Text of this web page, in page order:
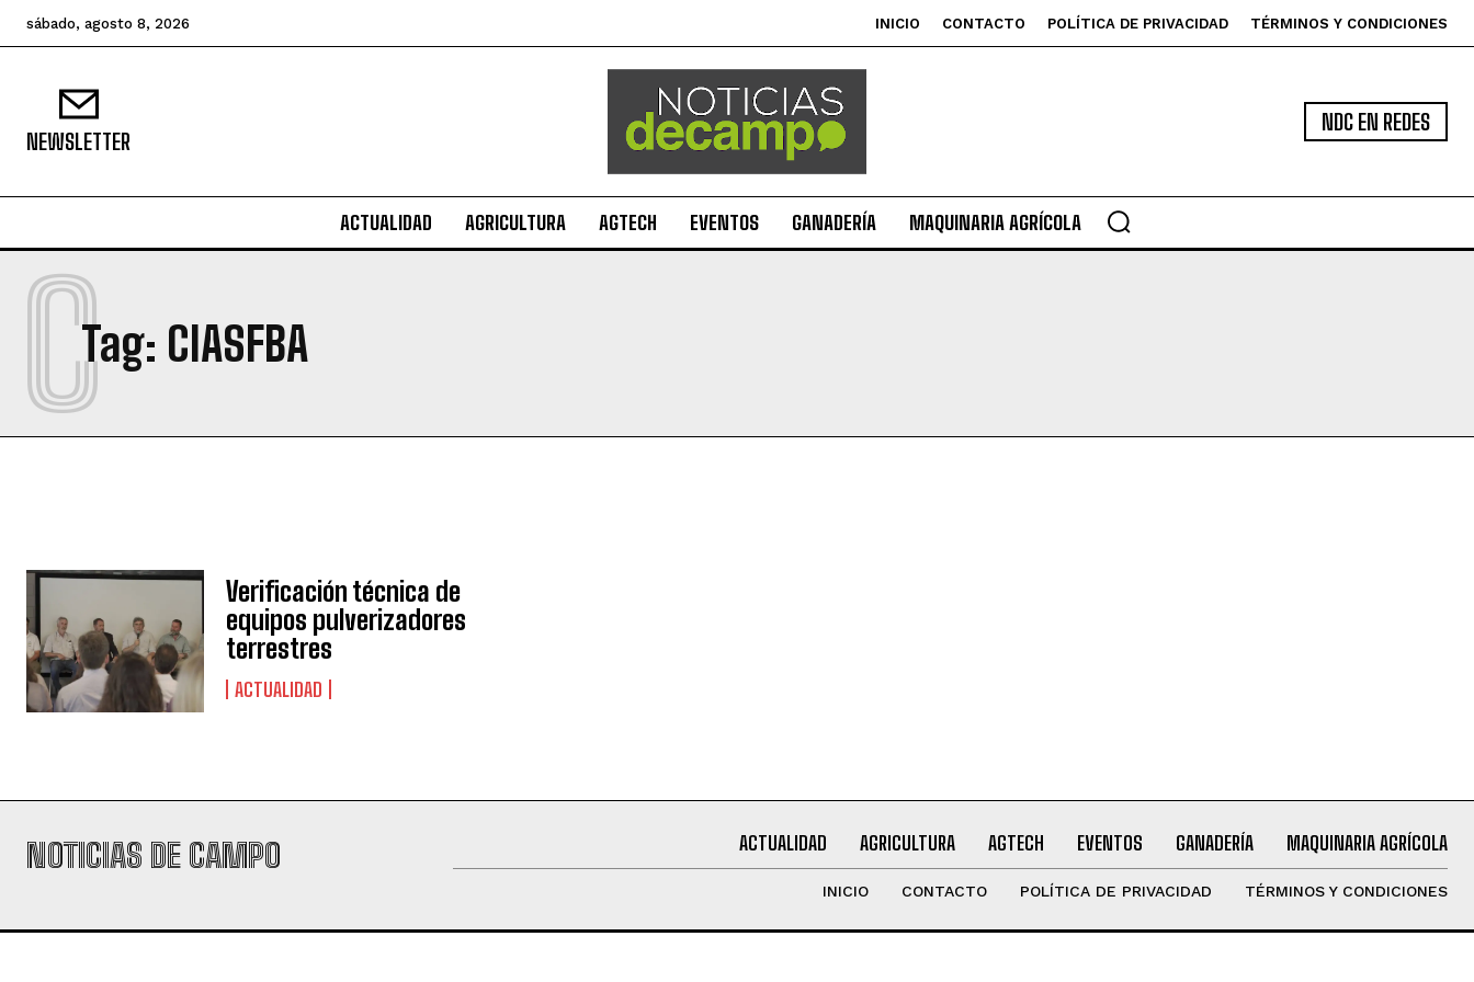
sábado, agosto 8, 2026 INICIO CONTACTO POLÍTICA DE PRIVACIDAD TÉRMINOS Y CONDICIONES
NEWSLETTER
NDC EN REDES
ACTUALIDAD AGRICULTURA AGTECH EVENTOS GANADERÍA MAQUINARIA AGRÍCOLA
Tag: CIASFBA
C
Verificación técnica de
equipos pulverizadores
terrestres
ACTUALIDAD
NOTICIAS DE CAMPO ACTUALIDAD AGRICULTURA AGTECH EVENTOS GANADERÍA MAQUINARIA AGRÍCOLA
INICIO CONTACTO POLÍTICA DE PRIVACIDAD TÉRMINOS Y CONDICIONES